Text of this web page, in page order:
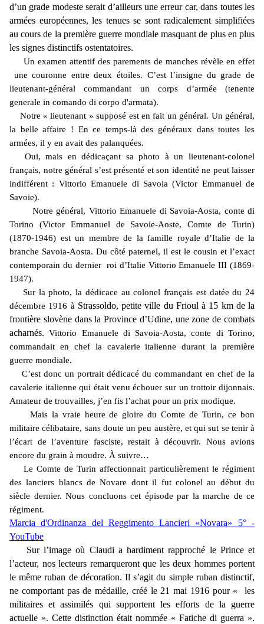
d’un grade modeste serait d’ailleurs une erreur car, dans toutes les
armées européennes, les tenues se sont radicalement simplifiées
au cours de la première guerre mondiale masquant de plus en plus
les signes distinctifs ostentatoires.
Un examen attentif des parements de manches révèle en effet
une couronne entre deux étoiles. C’est l’insigne du grade de
lieutenant-général commandant un corps d’armée (tenente
generale in comando di corpo d'armata).
Notre « lieutenant » supposé est en fait un général. Un général,
la belle affaire ! En ce temps-là des généraux dans toutes les
armées, il y en avait des palanquées.
Oui, mais en dédicaçant sa photo à un lieutenant-colonel
français, notre général s’est présenté et son identité ne peut laisser
indifférent : Vittorio Emanuele di Savoia (Victor Emmanuel de
Savoie).
Notre général, Vittorio Emanuele di Savoia-Aosta, conte di
Torino (Victor Emmanuel de Savoie-Aoste, Comte de Turin)
(1870-1946) est un membre de la famille royale d’Italie de la
branche Savoia-Aosta. Du côté paternel, il est le cousin et l’exact
contemporain du dernier roi d’Italie Vittorio Emanuele III (1869-
1947).
Sur la photo, la dédicace au colonel français est datée du 24
décembre 1916 à Strassoldo, petite ville du Frioul à 15 km de la
frontière slovène dans la Province d’Udine, une zone de combats
acharnés. Vittorio Emanuele di Savoia-Aosta, conte di Torino,
commandait en chef la cavalerie italienne durant la première
guerre mondiale.
C’est donc un portrait dédicacé du commandant en chef de la
cavalerie italienne qui était venu échouer sur un trottoir dijonnais.
Amateur de trouvailles, j’en fis l’achat pour un prix modique.
Mais la vraie heure de gloire du Comte de Turin, ce bon
militaire célibataire, sans doute un peu austère, et qui sut se tenir à
l’écart de l’aventure fasciste, restait à découvrir. Nous avions
encore du grain à moudre. À suivre…
Le Comte de Turin affectionnait particulièrement le régiment
des lanciers blancs de Novare dont il fut colonel au début du
siècle dernier. Nous concluons cet épisode par la marche de ce
régiment.
Marcia d'Ordinanza del Reggimento Lancieri «Novara» 5° -
YouTube
Sur l’image où Claudi a hardiment rapproché le Prince et
l’acteur, nos lecteurs remarqueront que les deux hommes portent
le même ruban de décoration. Il s’agit du simple ruban distinctif,
ne comportant pas de médaille, créé le 21 mai 1916 pour « les
militaires et assimilés qui supportent les efforts de la guerre
actuelle ». Cette distinction était nommée « Fatiche di guerra ».